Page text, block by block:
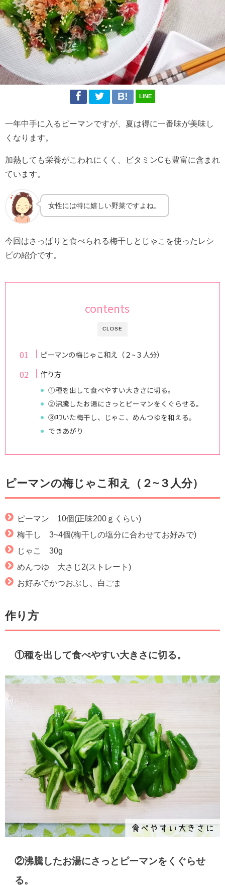
LINE
一年中手に入るピーマンですが、夏は得に一番味が美味し
くなります。
加熱しても栄養がこわれにくく、ビタミンCも豊富に含まれ
ています。
女性には特に嬉しい野菜ですよね。
今回はさっぱりと食べられる梅干しとじゃこを使ったレシ
ピの紹介です。
CLOSE
contents
ピーマンの梅じゃこ和え（２~３人分）
作り方
①種を出して食べやすい大きさに切る。
②沸騰したお湯にさっとピーマンをくぐらせる。
③叩いた梅干し、じゃこ、めんつゆを和える。
できあがり
ピーマンの梅じゃこ和え（２~３人分）
ピーマン 10個(正味200ｇくらい)
梅干し 3~4個(梅干しの塩分に合わせてお好みで)
じゃこ 30g
めんつゆ 大さじ2(ストレート)
お好みでかつおぶし、白ごま
作り方
①種を出して食べやすい大きさに切る。
②沸騰したお湯にさっとピーマンをくぐらせ
る。